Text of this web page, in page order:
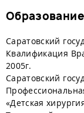
Образование
Саратовский
Квалификация
2005г.
Саратовский
«Детская